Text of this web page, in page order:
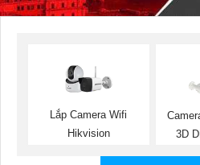
Lắp Camera Wifi
Hikvision
3D